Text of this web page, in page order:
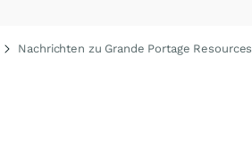
Nachrichten zu Grande Portage Resources